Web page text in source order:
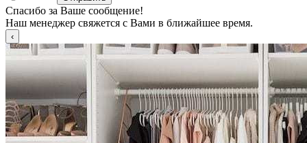
Спасибо за Ваше сообщение!
Наш менеджер свяжется с Вами в ближайшее время.